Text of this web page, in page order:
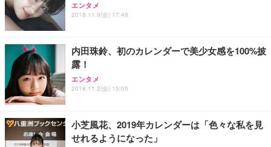
エンタメ
2018.11.9(金) 17:48
内田珠鈴、初のカレンダーで美少女感を100%披
露！
エンタメ
2018.11.2(金) 15:05
小芝風花、2019年カレンダーは「色々な私を見
せれるようになった」